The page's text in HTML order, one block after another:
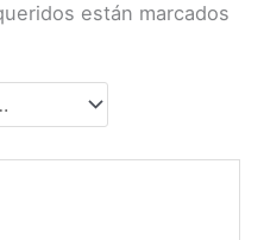
están marcados